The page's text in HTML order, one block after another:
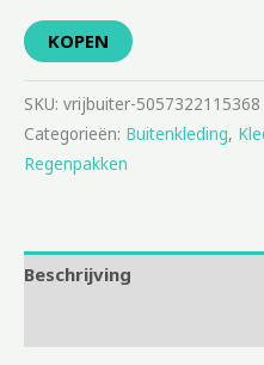
KOPEN
SKU: vrijbuiter-5057322115368
Categorieën: Buitenkleding,
Regenpakken
Beschrijving